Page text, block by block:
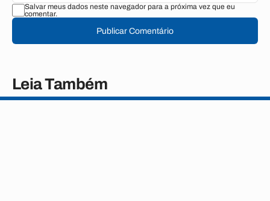
Salvar meus dados neste navegador para a próxima vez que eu
comentar.
Publicar Comentário
Leia Também